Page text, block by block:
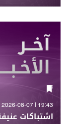
19:43 | 2026-08-07
اشتباكات